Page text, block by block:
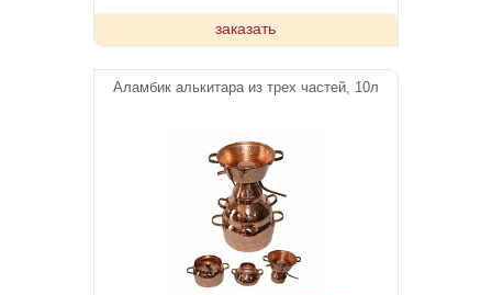
заказать
Аламбик алькитара из трех частей, 10л